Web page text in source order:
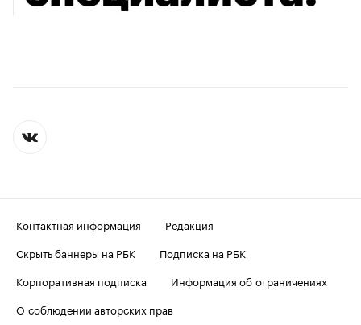
Контактная информация
Редакция
Скрыть баннеры на РБК
Подписка на РБК
Корпоративная подписка
Информация об ограничениях
О соблюдении авторских прав